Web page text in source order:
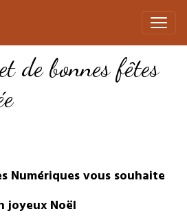
de bonnes fêtes
Numériques vous souhaite
joyeux Noël